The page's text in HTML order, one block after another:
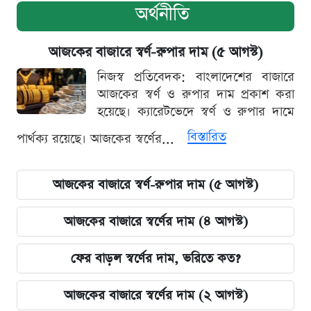
অর্থনীতি
আজকের বাজারে স্বর্ণ-রুপার দাম (৫ আগস্ট)
নিজস্ব প্রতিবেদক: বাংলাদেশের বাজারে
আজকের স্বর্ণ ও রুপার দাম প্রকাশ করা
হয়েছে। ক্যারেটভেদে স্বর্ণ ও রুপার দামে
পার্থক্য রয়েছে। আজকের স্বর্ণের...
বিস্তারিত
আজকের বাজারে স্বর্ণ-রুপার দাম (৫ আগস্ট)
আজকের বাজারে স্বর্ণের দাম (৪ আগস্ট)
ফের বাড়ল স্বর্ণের দাম, ভরিতে কত?
আজকের বাজারে স্বর্ণের দাম (২ আগস্ট)